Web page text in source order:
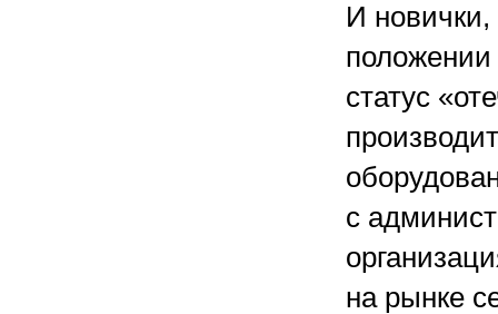
И новички,
статус
с
на рынке